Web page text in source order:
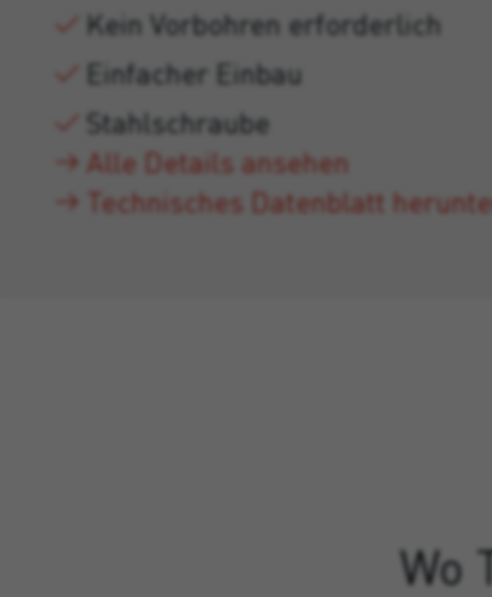
Kein Vorbohren erforderlich
Einfacher Einbau
Stahlschraube
Alle Details ansehen
Technisches Datenblatt
Wo